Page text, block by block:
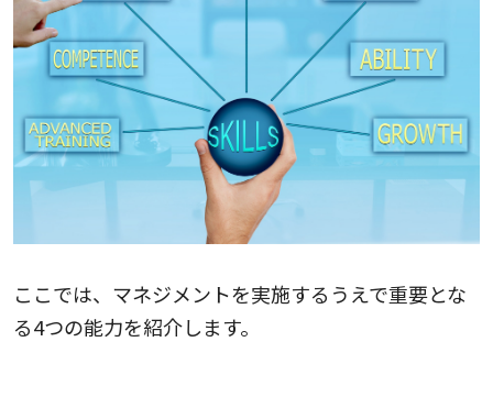
ここでは、マネジメントを実施するうえで重要とな
る4つの能力を紹介します。